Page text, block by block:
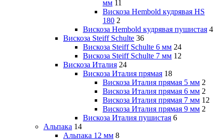
мм 11
Вискоза Hembold кудрявая HS
180 2
Вискоза Hembold кудрявая пушистая 4
Вискоза Steiff Schulte 36
Вискоза Steiff Schulte 6 мм 24
Вискоза Steiff Schulte 7 мм 12
Вискоза Италия 24
Вискоза Италия прямая 18
Вискоза Италия прямая 5 мм 2
Вискоза Италия прямая 6 мм 2
Вискоза Италия прямая 7 мм 12
Вискоза Италия прямая 9 мм 2
Вискоза Италия пушистая 6
Альпака 14
Альпака 12 мм 8